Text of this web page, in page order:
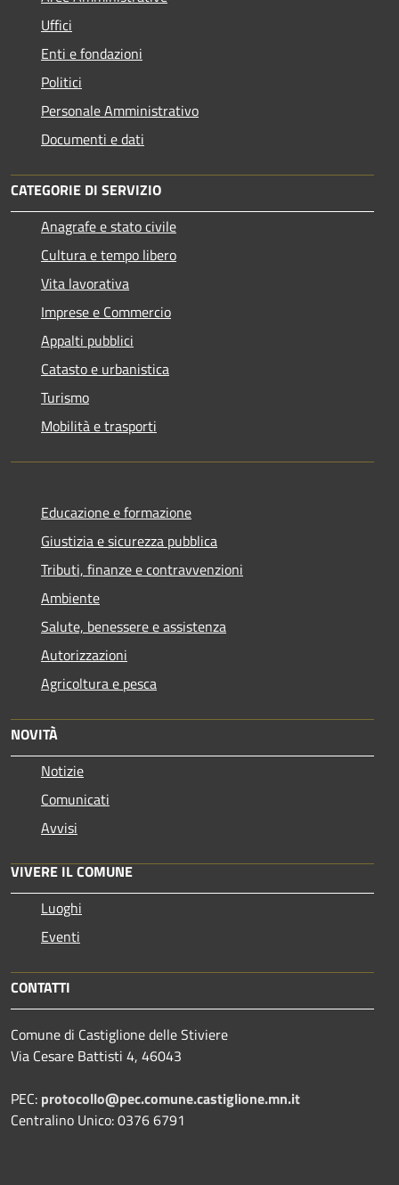
Uffici
Enti e fondazioni
Politici
Personale Amministrativo
Documenti e dati
CATEGORIE DI SERVIZIO
Anagrafe e stato civile
Cultura e tempo libero
Vita lavorativa
Imprese e Commercio
Appalti pubblici
Catasto e urbanistica
Turismo
Mobilità e trasporti
Educazione e formazione
Giustizia e sicurezza pubblica
Tributi, finanze e contravvenzioni
Ambiente
Salute, benessere e assistenza
Autorizzazioni
Agricoltura e pesca
NOVITÀ
Notizie
Comunicati
Avvisi
VIVERE IL COMUNE
Luoghi
Eventi
CONTATTI
Comune di Castiglione delle Stiviere
Via Cesare Battisti 4, 46043
PEC: protocollo@pec.comune.castiglione.mn.it
Centralino Unico: 0376 6791